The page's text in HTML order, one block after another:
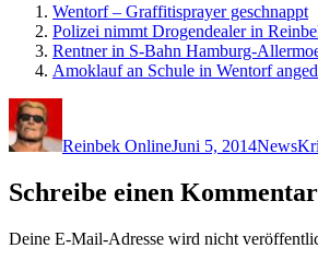
Wentorf – Graffitisprayer geschnappt
Polizei nimmt Drogendealer in
Rentner in S-Bahn Hamburg-
Amoklauf an Schule in Wentorf
Reinbek OnlineJuni 5, 2014News
Schreibe einen Kommentar
Deine E-Mail-Adresse wird nicht